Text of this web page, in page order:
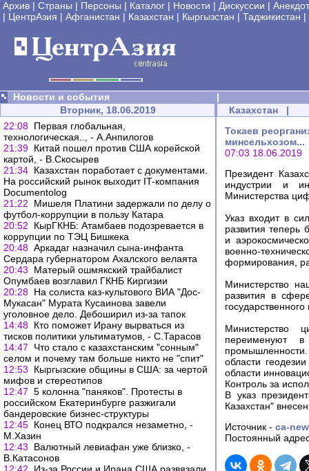
Архив | Страны | Персоны | Каталог | Новости | Дискуссии |
| ЦентрАзия | Афганистан | Казахстан | Кыргызстан | Таджикистан |
Новости и события
|
Вторник, 18.06.2019
22:08 Первая глобальная,
технологическая.., - А.Анпилогов
21:39 Китай пошел против США корейской
картой, - В.Скосырев
21:34 Казахстан поработает с документами.
На российский рынок выходит IT-компания
Documentolog
21:22
Мишеля Платини задержали по делу о
футбол-коррупции в пользу Катара
20:52
КырГКНБ: Атамбаев подозревается в
коррупции по ТЭЦ Бишкека
20:48 Аркадаг назначил сына-инфанта
Сердара губернатором Ахалского велаята
20:43
Матерый ошмякский трайбалист
Опумбаев возглавил ГКНБ Киргизии
20:28 На солиста каз-культового ВИА "Дос-
Мукасан" Мурата Кусаинова завели
уголовное дело. Дебоширил из-за тапок
14:48 Кто поможет Ирану вырваться из
тисков политики ультиматумов, - С.Тарасов
14:47
Что стало с казахстанским "сонным"
селом и почему там больше никто не "спит"
12:53
Кыргызские общины в США: за чертой
мифов и стереотипов
12:47 5 колонна "паняков". Протесты в
российском Екатеринбурге разжигали
бандеровские бизнес-структуры
12:45 Конец ВТО подкрался незаметно, -
М.Хазин
12:43
Валютный левиафан уже близко, -
В.Катасонов
Казахстан |
Токаев
минсельхозом...
07:03 18.06.2019
Президент
индустрии и
Министерства
Указ входит в
развития теперь
и
военно-
формирования,
Министерство
развития в
Министерство
переименуют в
области
области
Контроль за
В указ
Казахстан"
Источник - ca-
Постоянный